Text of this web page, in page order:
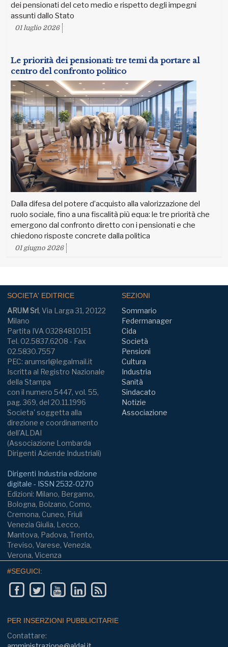
dei pensionati del ceto medio e rispetto degli impegni
assunti dallo Stato
01 luglio 2026
Le priorità dei pensionati: tre temi da portare al
centro del confronto politico
Dalla difesa del potere d’acquisto alla valorizzazione del
ruolo sociale, fino a una fiscalità più equa: le tre priorità che
emergono dal confronto diretto con i pensionati e che
chiedono risposte concrete dalla politica
01 giugno 2026
SOCIETA' EDITRICE
ARUM Srl, Via Larga 31, 20122
Milano
Partita IVA 03284810151
Tel. 02.5837.6208 - Fax
02.5830.7557
PEC: arumsrl@legalmail.it
Iscritta al Registro Nazionale
della Stampa
con il numero 5447, vol. 55,
pag. 369, del 20.11.1996
Societa' soggetta alla
direzione e coordinamento
dell'ALDAI
(Associazione Lombarda
Dirigenti Aziende Industriali)
Dirigenti Industria edizione
digitale - ISSN 2532-0270
Edizioni: Milano, Bergamo,
Bologna, Bolzano, Como,
Cremona, Cuneo, Friuli
Venezia Giulia, Lecco,
Mantova, Padova, Trento,
Treviso, Varese, Venezia,
Verona, Vicenza
SEZIONI
Sommario
Federmanager
Cida
Società
Pensioni
Cultura
Industria
Sanità
Sindacato
Notizie
Associazione
#SEGUICI:
PER INSERZIONI PUBBLICITARIE
Contattare: